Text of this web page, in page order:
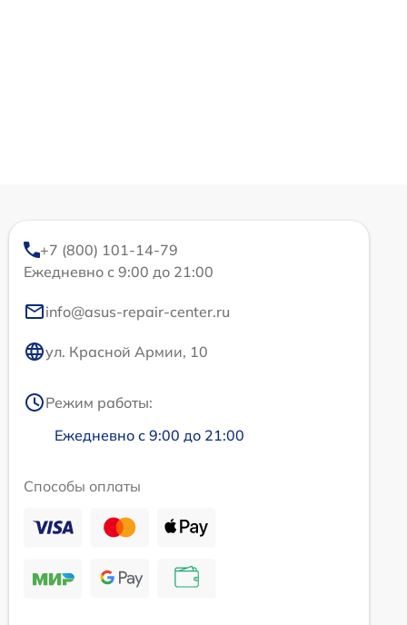
+7 (800) 101-14-79
Ежедневно с 9:00 до 21:00
info@asus-repair-center.ru
ул. Красной Армии, 10
Режим работы:
Ежедневно с 9:00 до 21:00
Способы оплаты